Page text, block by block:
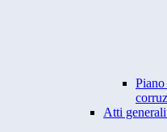
Atti generali